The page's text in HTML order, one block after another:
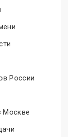
России
Москве